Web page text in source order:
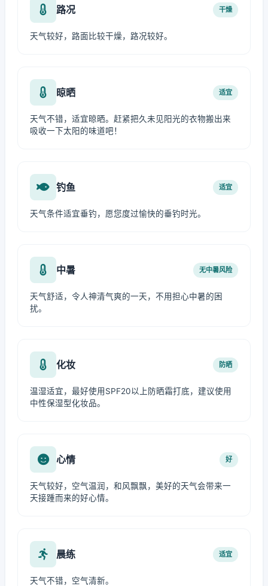
路况 干燥
天气较好，路面比较干燥，路况较好。
晾晒 适宜
天气不错，适宜晾晒。赶紧把久未见阳光的衣物搬出来
吸收一下太阳的味道吧！
钓鱼 适宜
天气条件适宜垂钓，愿您度过愉快的垂钓时光。
中暑 无中暑风险
天气舒适，令人神清气爽的一天，不用担心中暑的困
扰。
化妆 防晒
温湿适宜，最好使用SPF20以上防晒霜打底，建议使用
中性保湿型化妆品。
心情 好
天气较好，空气温润，和风飘飘，美好的天气会带来一
天接踵而来的好心情。
晨练 适宜
天气不错，空气清新。